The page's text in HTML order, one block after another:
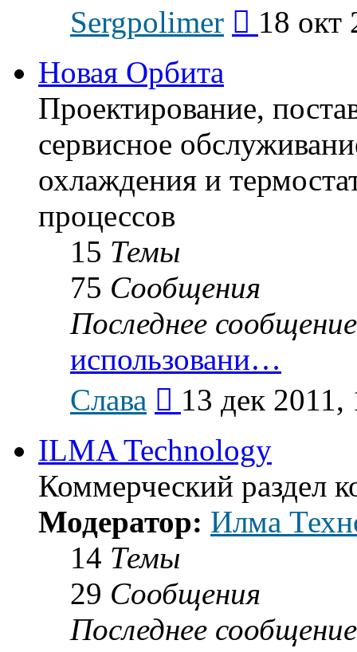
Sergpolimer
последнему
18 окт
Новая Орбита
Проектирование,
сервисное
охлаждения и
процессов
15 Темы
75 Сообщения
Последнее сообщение
использовани…
Слава
последнему
13 дек 2011,
ILMA Technology
Коммерческий раздел
Модератор: Илма
14 Темы
29 Сообщения
Последнее сообщение